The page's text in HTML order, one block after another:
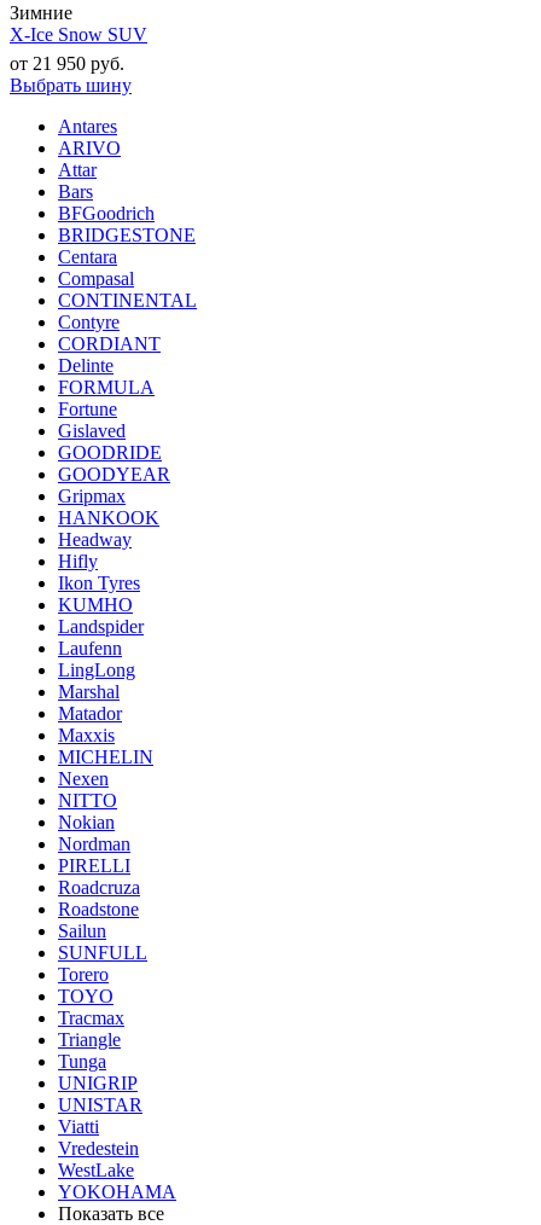
Зимние
X-Ice Snow SUV
от 21 950 руб.
Выбрать шину
Antares
ARIVO
Attar
Bars
BFGoodrich
BRIDGESTONE
Centara
Compasal
CONTINENTAL
Contyre
CORDIANT
Delinte
FORMULA
Fortune
Gislaved
GOODRIDE
GOODYEAR
Gripmax
HANKOOK
Headway
Hifly
Ikon Tyres
KUMHO
Landspider
Laufenn
LingLong
Marshal
Matador
Maxxis
MICHELIN
Nexen
NITTO
Nokian
Nordman
PIRELLI
Roadcruza
Roadstone
Sailun
SUNFULL
Torero
TOYO
Tracmax
Triangle
Tunga
UNIGRIP
UNISTAR
Viatti
Vredestein
WestLake
YOKOHAMA
Показать все